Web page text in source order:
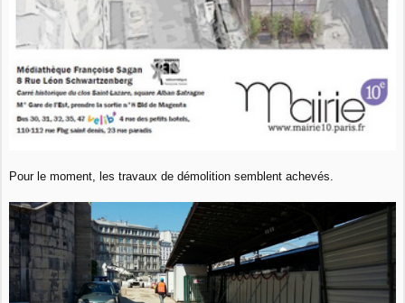
Pour le moment, les travaux de démolition semblent achevés.